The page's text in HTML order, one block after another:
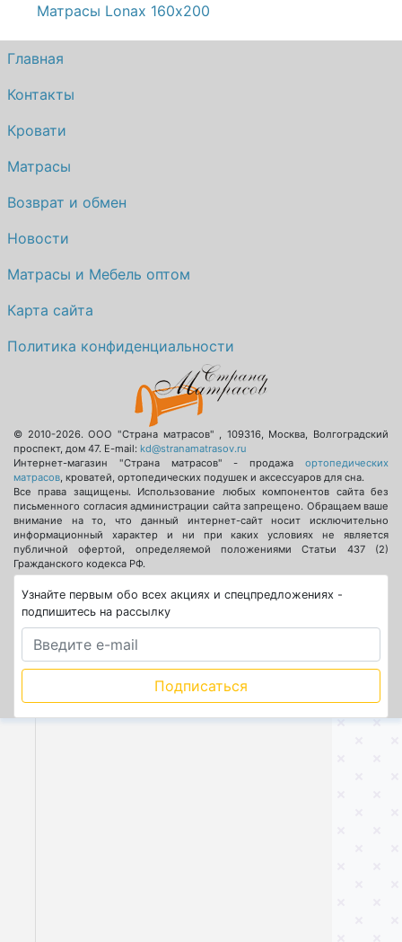
Матрасы Lonax 160х200
Главная
Контакты
Кровати
Матрасы
Возврат и обмен
Новости
Матрасы и Мебель оптом
Карта сайта
Политика конфиденциальности
© 2010-2026.ООО "Страна матрасов" , 109316, Москва, Волгоградский
проспект, дом 47. E-mail: kd@stranamatrasov.ru
Интернет-магазин "Страна матрасов" - продажа ортопедических
матрасов, кроватей, ортопедических подушек и аксессуаров для сна.
Все права защищены. Использование любых компонентов сайта без
письменного согласия администрации сайта запрещено. Обращаем ваше
внимание на то, что данный интернет-сайт носит исключительно
информационный характер и ни при каких условиях не является
публичной офертой, определяемой положениями Статьи 437 (2)
Гражданского кодекса РФ.
Узнайте первым обо всех акциях и спецпредложениях -
подпишитесь на рассылку